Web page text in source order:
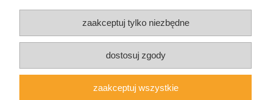
Pomoc
Moje konto
zaakceptuj tylko niezbędne
dostosuj zgody
zaakceptuj wszystkie